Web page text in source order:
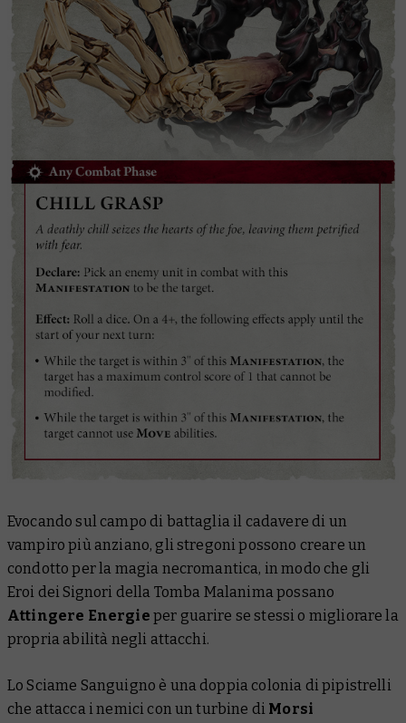
Evocando sul campo di battaglia il cadavere di un
vampiro più anziano, gli stregoni possono creare un
condotto per la magia necromantica, in modo che gli
Eroi dei Signori della Tomba Malanima possano
Attingere Energie per guarire se stessi o migliorare la
propria abilità negli attacchi.
Lo Sciame Sanguigno è una doppia colonia di pipistrelli
che attacca i nemici con un turbine di Morsi